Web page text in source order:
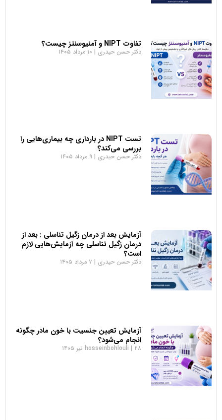
تفاوت NIPT و آمنیوسنتز چیست؟
دکتر حسن حیدری ۱۰ مرداد ۱۴۰۵
تست NIPT در بارداری چه بیماری‌هایی را
بررسی می‌کند؟
دکتر حسن حیدری ۹ مرداد ۱۴۰۵
آزمایش بعد از درمان زگیل تناسلی : بعد از
درمان زگیل تناسلی چه آزمایش‌هایی لازم
است؟
دکتر حسن حیدری ۷ مرداد ۱۴۰۵
آزمایش تعیین جنسیت با خون مادر چگونه
انجام می‌شود؟
hosseinbohlouli ۲۸ تیر ۱۴۰۵